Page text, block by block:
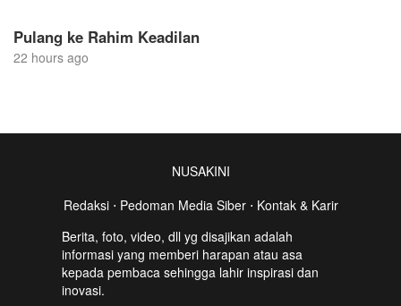
Pulang ke Rahim Keadilan
22 hours ago
NUSAKINI
Redaksi⋅ Pedoman Media Siber⋅ Kontak & Karir
Berita, foto, video, dll yg disajikan adalah
informasi yang memberi harapan atau asa
kepada pembaca sehingga lahir inspirasi dan
inovasi.